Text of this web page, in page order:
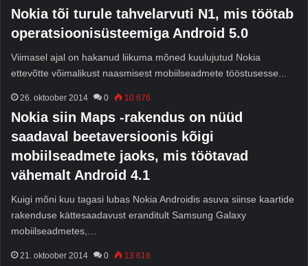
Nokia tõi turule tahvelarvuti N1, mis töötab
operatsioonisüsteemiga Android 5.0
Viimasel ajal on hakanud liikuma mõned kuulujutud Nokia
ettevõtte võimalikust naasmisest mobiilseadmete tööstusesse...
26. oktoober 2014 0 10 676
Nokia siin Maps -rakendus on nüüd
saadaval beetaversioonis kõigi
mobiilseadmete jaoks, mis töötavad
vähemalt Android 4.1
Kuigi mõni kuu tagasi lubas Nokia Androidis asuva siinse kaartide
rakenduse kättesaadavust eranditult Samsung Galaxy
mobiilseadmetes,…
21. oktoober 2014 0 13 616